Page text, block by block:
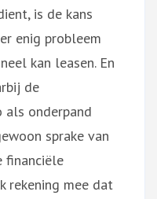
is de kans
enig probleem
kan leasen. En
de
als onderpand
sprake van
financiële
rekening mee dat